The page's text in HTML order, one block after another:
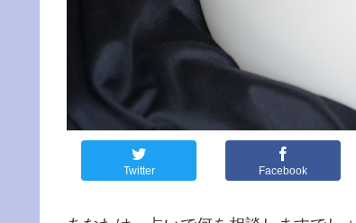
Twitter Facebook